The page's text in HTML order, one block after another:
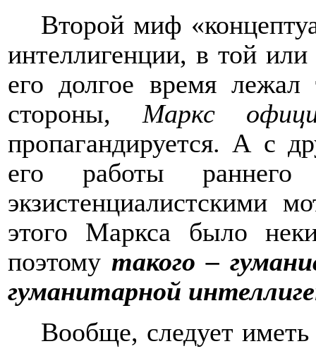
Второй миф
интеллигенции, в той
его долгое время
стороны,Маркс
пропагандируется. А с
его работы раннего
экзистенциалистскими
этого Маркса было
поэтому такого –
гуманитарной
Вообще, следует иметь